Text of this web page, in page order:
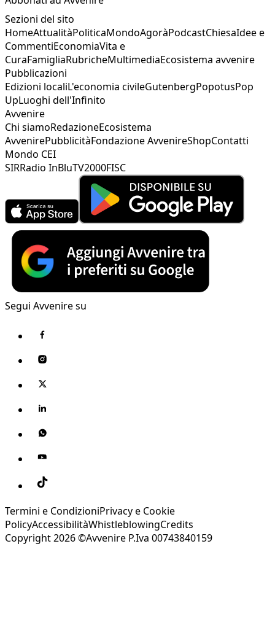
Sezioni del sito
HomeAttualitàPoliticaMondoAgoràPodcastChiesaIdee e
CommentiEconomiaVita e
CuraFamigliaRubricheMultimediaEcosistema avvenire
Pubblicazioni
Edizioni localiL'economia civileGutenbergPopotusPop
UpLuoghi dell'Infinito
Avvenire
Chi siamoRedazioneEcosistema
AvvenirePubblicitàFondazione AvvenireShopContatti
Mondo CEI
SIRRadio InBluTV2000FISC
Segui Avvenire su
Termini e CondizioniPrivacy e Cookie
PolicyAccessibilitàWhistleblowingCredits
Copyright 2026 ©Avvenire P.Iva 00743840159